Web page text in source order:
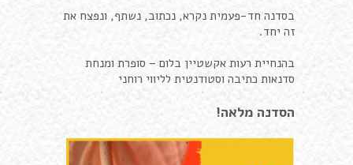
בסדנה חד-פעמית נקרא, נכתוב, נשתף, ונפצח את
זה יחד.
בהנחיית רעות אקשטיין בלום – סופרת ומנחת
סדנאות כתיבה וסטודנטית לליווי רוחני
הסדנה מלאה!